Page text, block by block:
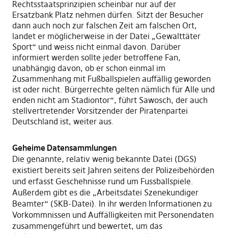
Rechtsstaatsprinzipien scheinbar nur auf der
Ersatzbank Platz nehmen dürfen. Sitzt der Besucher
dann auch noch zur falschen Zeit am falschen Ort,
landet er möglicherweise in der Datei „Gewalttäter
Sport“ und weiss nicht einmal davon. Darüber
informiert werden sollte jeder betroffene Fan,
unabhängig davon, ob er schon einmal im
Zusammenhang mit Fußballspielen auffällig geworden
ist oder nicht. Bürgerrechte gelten nämlich für Alle und
enden nicht am Stadiontor“, führt Sawosch, der auch
stellvertretender Vorsitzender der Piratenpartei
Deutschland ist, weiter aus.
Geheime Datensammlungen
Die genannte, relativ wenig bekannte Datei (DGS)
existiert bereits seit Jahren seitens der Polizeibehörden
und erfasst Geschehnisse rund um Fussballspiele.
Außerdem gibt es die „Arbeitsdatei Szenekundiger
Beamter“ (SKB-Datei). In ihr werden Informationen zu
Vorkommnissen und Auffälligkeiten mit Personendaten
zusammengeführt und bewertet, um das